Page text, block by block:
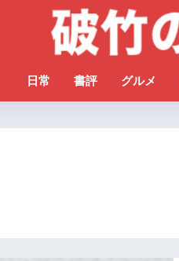
日常 書評 グルメ